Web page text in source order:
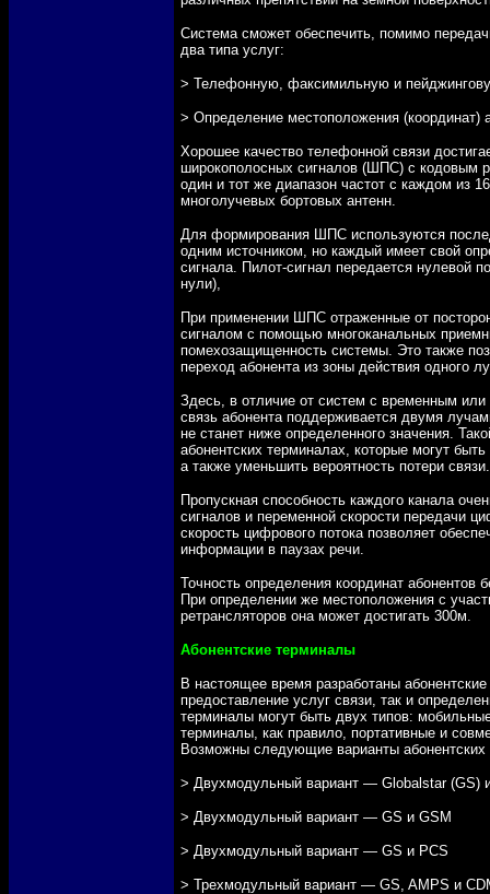
Система сможет обеспечить, помимо
два типа услуг:
> Телефонную, факсимильную и
> Определение местоположения (координат)
Хорошее качество телефонной связи
широкополосных сигналов (ШПС) с кодовым
один и тот же диапазон частот с каждом из
многолучевых бортовых антенн.
Для формирования ШПС используются
одним источником, но каждый имеет свой
сигнала. Пилот-сигнал передается нулевой
нули),
При применении ШПС отраженные от
сигналом с помощью многоканальных
помехозащищенность системы. Это также
переход абонента из зоны действия одного
Здесь, в отличие от систем с временным
связь абонента поддерживается двумя
не станет ниже определенного значения.
абонентских терминалах, которые могут
а также уменьшить вероятность потери связи.
Пропускная способность каждого канала
сигналов и переменной скорости передачи
скорость цифрового потока позволяет
информации в паузах речи.
Точность определения координат абонентов
При определении же местоположения с
ретрансляторов она может достигать 300м.
Абонентские терминалы
В настоящее время разработаны
предоставление услуг связи, так и
терминалы могут быть двух типов:
терминалы, как правило, портативные и
Возможны следующие варианты абонентских
> Двухмодульный вариант — Globalstar (GS)
> Двухмодульный вариант — GS и GSM
> Двухмодульный вариант — GS и PCS
> Трехмодульный вариант — GS, AMPS и